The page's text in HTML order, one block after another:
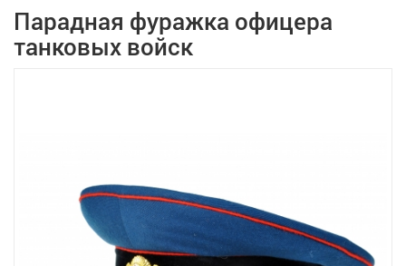
Парадная фуражка офицера
танковых войск